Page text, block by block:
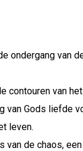
ondergang
van
Gods liefde
leven.
de chaos,